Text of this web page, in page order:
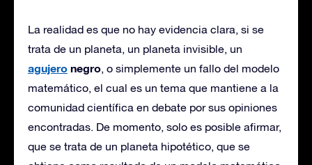
La realidad es que no hay evidencia clara, si se
trata de un planeta, un planeta invisible, un
agujero negro, o simplemente un fallo del modelo
matemático, el cual es un tema que mantiene a la
comunidad científica en debate por sus opiniones
encontradas. De momento, solo es posible afirmar,
que se trata de un planeta hipotético, que se